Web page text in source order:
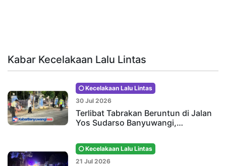
Kabar Kecelakaan Lalu Lintas
Kecelakaan Lalu Lintas
30 Jul 2026
Terlibat Tabrakan Beruntun di Jalan
Yos Sudarso Banyuwangi,…
Kecelakaan Lalu Lintas
21 Jul 2026